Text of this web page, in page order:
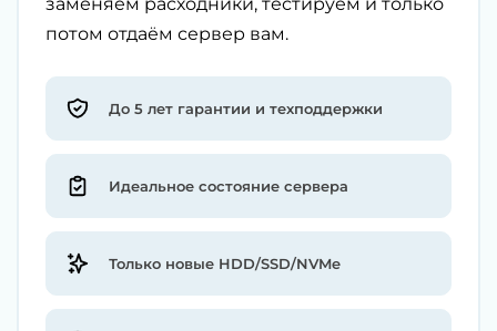
потом отдаём сервер вам.
До 5 лет гарантии и техподдержки
Идеальное состояние сервера
Только новые HDD/SSD/NVMe